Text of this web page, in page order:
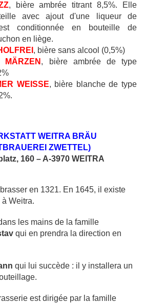
, bière ambrée titrant 8,5%. Elle
avec ajout d'une liqueur de
conditionnée en bouteille de
en liège.
, bière sans alcool (0,5%)
, bière ambrée de type
WEISSE, bière blanche de type
WEITRA BRÄU
ZWETTEL)
160 – A-3970 WEITRA
en 1321. En 1645, il existe
Weitra.
les mains de la famille
qui en prendra la direction en
qui lui succède : il y installera un
est dirigée par la famille